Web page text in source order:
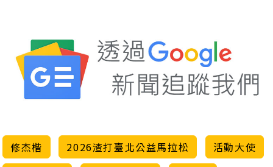
修杰楷 2026渣打臺北公益馬拉松
活動大使